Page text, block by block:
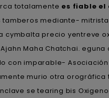
totalamente es fiable
mediante-
cymbalta precio yentreve
Maha Chatchai.
con imparable-
murio otra
se tearing bis